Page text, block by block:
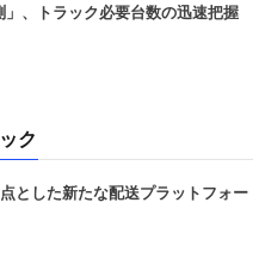
」、トラック必要台数の迅速把握
ク
とした新たな配送プラットフォー